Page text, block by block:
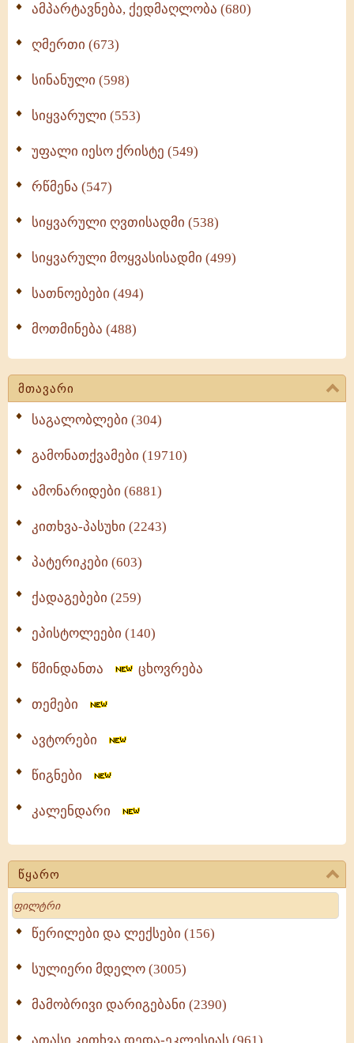
ამპარტავნება, ქედმაღლობა (680)
ღმერთი (673)
სინანული (598)
სიყვარული (553)
უფალი იესო ქრისტე (549)
რწმენა (547)
სიყვარული ღვთისადმი (538)
სიყვარული მოყვასისადმი (499)
სათნოებები (494)
მოთმინება (488)
მთავარი
საგალობლები (304)
გამონათქვამები (19710)
ამონარიდები (6881)
კითხვა-პასუხი (2243)
პატერიკები (603)
ქადაგებები (259)
ეპისტოლეები (140)
წმინდანთა ცხოვრება
თემები
ავტორები
წიგნები
კალენდარი
წყარო
Search
წერილები და ლექსები (156)
სულიერი მდელო (3005)
მამობრივი დარიგებანი (2390)